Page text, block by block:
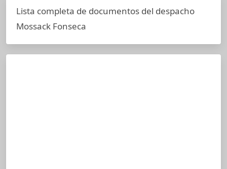
Lista completa de documentos del despacho
Mossack Fonseca